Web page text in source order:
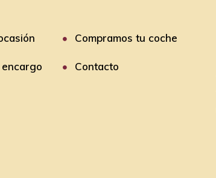
Compramos tu coche
Contacto